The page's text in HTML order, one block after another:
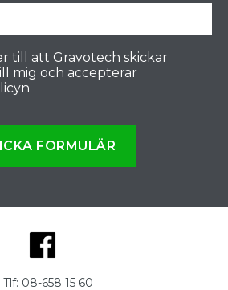
till att Gravotech skickar
mig och accepterar
FORMULÄR
Tlf: 08-658 15 60